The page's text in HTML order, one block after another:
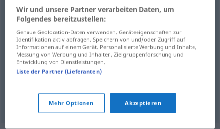
Deckef omslag
HüllefBucha. omslag
Kompressef omslag MED
Wir und unsere Partner verarbeiten Daten, um
Folgendes bereitzustellen:
Genaue Geolocation-Daten verwenden. Geräteeigenschaften zur
Identifikation aktiv abfragen. Speichern von und/oder Zugriff auf
Informationen auf einem Gerät. Personalisierte Werbung und Inhalte,
Messung von Werbung und Inhalten, Zielgruppenforschung und
Entwicklung von Dienstleistungen.
Liste der Partner (Lieferanten)
Mehr Optionen Akzeptieren